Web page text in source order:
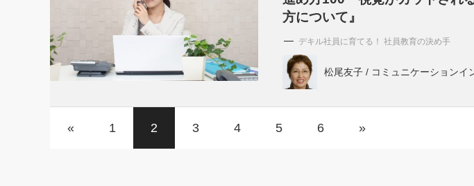
方について』
デキル社員に育てる！ 社員教育の決め手
松尾友子 / コミュニケーションイ
« 1 2 3 4 5 6 »